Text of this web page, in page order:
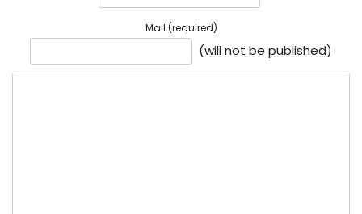
Mail (required)
(will not be published)